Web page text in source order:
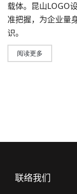
载体。 昆山LOGO
准把握，为企业量
识。
阅读更多
联络我们